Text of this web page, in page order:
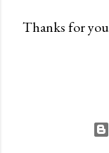
u
Thanks for